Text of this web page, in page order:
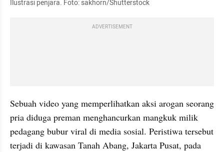
Ilustrasi penjara. Foto: sakhorn/Shutterstock
ADVERTISEMENT
Sebuah video yang memperlihatkan aksi arogan seorang
pria diduga preman menghancurkan mangkuk milik
pedagang bubur viral di media sosial. Peristiwa tersebut
terjadi di kawasan Tanah Abang, Jakarta Pusat, pada